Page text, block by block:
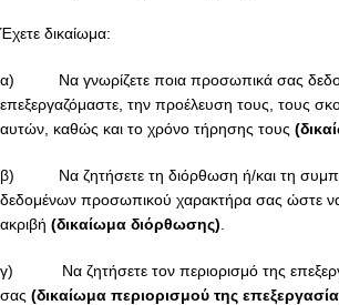
Έχετε δικαίωμα:
α) Να γνωρίζετε ποια προσωπικά σας
επεξεργαζόμαστε, την προέλευση τους, τους
αυτών, καθώς και το χρόνο τήρησης τους
β) Να ζητήσετε τη διόρθωση ή/και τη
δεδομένων προσωπικού χαρακτήρα σας ώστε να
ακριβή (δικαίωμα διόρθωσης)
γ) Να ζητήσετε τον περιορισμό της
σας (δικαίωμα περιορισμού της